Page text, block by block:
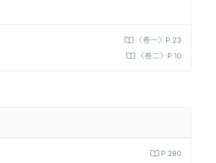
〈卷一〉P.23
〈卷二〉P.10
P.280